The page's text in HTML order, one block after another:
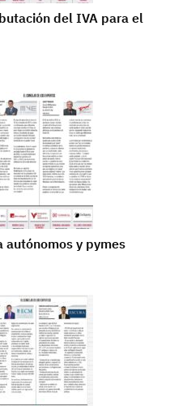
del IVA para el
autónomos y pymes